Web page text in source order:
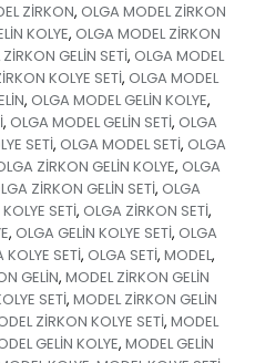
ZİRKON, OLGA MODEL ZİRKON
KOLYE, OLGA MODEL ZİRKON
GELİN SETİ, OLGA MODEL
KOLYE SETİ, OLGA MODEL
, OLGA MODEL GELİN KOLYE,
, OLGA MODEL GELİN SETİ, OLGA
SETİ, OLGA MODEL SETİ, OLGA
ZİRKON GELİN KOLYE, OLGA
ZİRKON GELİN SETİ, OLGA
SETİ, OLGA ZİRKON SETİ,
, OLGA GELİN KOLYE SETİ, OLGA
KOLYE SETİ, OLGA SETİ, MODEL,
GELİN, MODEL ZİRKON GELİN
SETİ, MODEL ZİRKON GELİN
ZİRKON KOLYE SETİ, MODEL
GELİN KOLYE, MODEL GELİN